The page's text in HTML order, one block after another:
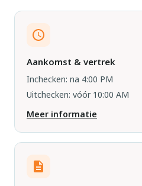
Aankomst & vertrek
Inchecken: na 4:00 PM
Uitchecken: vóór 10:00 AM
Meer informatie